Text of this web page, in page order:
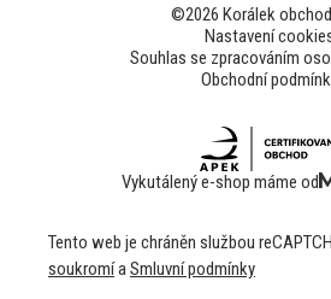
©2026 Korálek obchod
Nastavení
Souhlas se zpracováním
Obchodní
Vykutálený e-shop máme od
Tento web je chráněn službou
soukromía Smluvní podmínky